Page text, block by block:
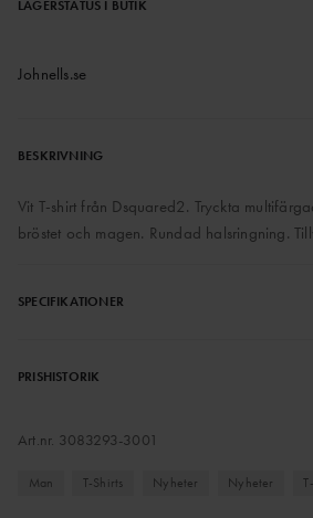
LAGERSTATUS I BUTIK
Johnells.se
BESKRIVNING
Vit T-shirt från Dsquared2. Tryckta
bröstet och magen. Rundad halsringning.
SPECIFIKATIONER
PRISHISTORIK
Art.nr. 3083293-3001
Man T-Shirts Nyheter Nyheter